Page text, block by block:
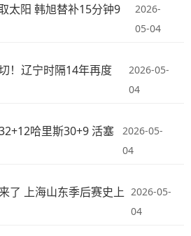
太阳 韩旭替补15分钟9
2026-
05-04
！辽宁时隔14年再度
2026-05-
04
哈里斯30+9 活塞
2026-05-
04
了 上海山东季后赛史上 2026-05-
04